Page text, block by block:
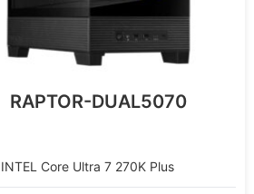
RAPTOR-DUAL5070
INTEL Core Ultra 7 270K Plus